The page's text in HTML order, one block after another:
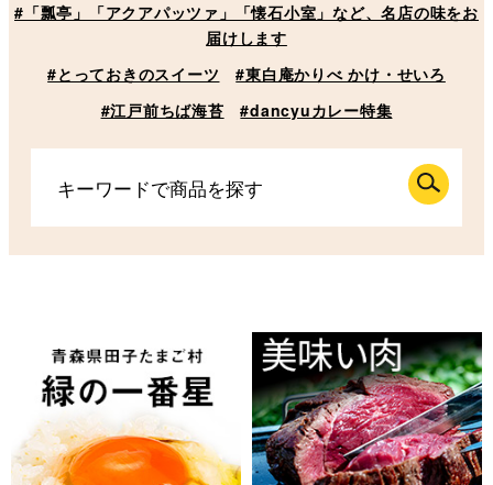
#「瓢亭」「アクアパッツァ」「懐石小室」など、名店の味をお
届けします
#とっておきのスイーツ
#東白庵かりべ かけ・せいろ
#江戸前ちば海苔
#dancyuカレー特集